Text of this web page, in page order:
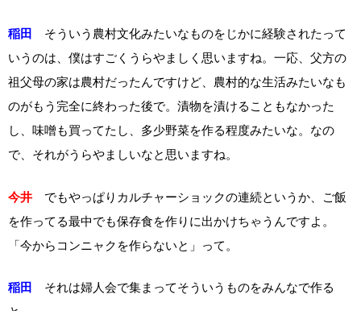
稲田
そういう農村文化みたいなものをじかに経験されたって
いうのは、僕はすごくうらやましく思いますね。一応、父方の
祖父母の家は農村だったんですけど、農村的な生活みたいなも
のがもう完全に終わった後で。漬物を漬けることもなかった
し、味噌も買ってたし、多少野菜を作る程度みたいな。なの
で、それがうらやましいなと思いますね。
今井 でもやっぱりカルチャーショックの連続というか、ご飯
を作ってる最中でも保存食を作りに出かけちゃうんですよ。
「今からコンニャクを作らないと」って。
稲田
それは婦人会で集まってそういうものをみんなで作る